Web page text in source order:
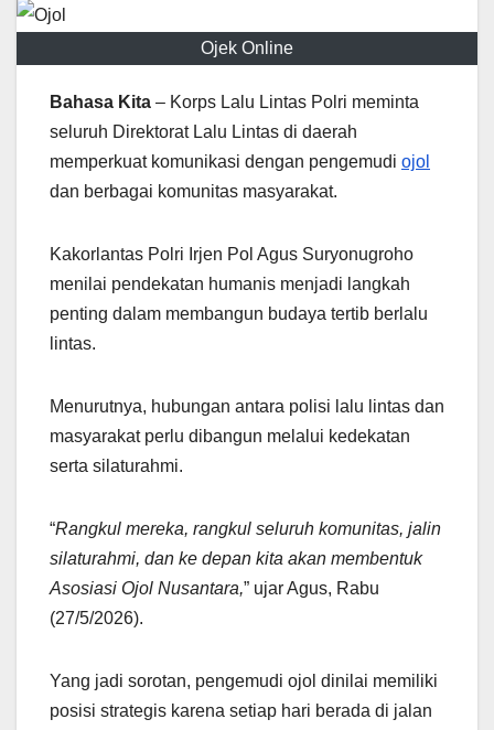
Ojek Online
Bahasa Kita – Korps Lalu Lintas Polri meminta
seluruh Direktorat Lalu Lintas di daerah
memperkuat komunikasi dengan pengemudi ojol
dan berbagai komunitas masyarakat.
Kakorlantas Polri Irjen Pol Agus Suryonugroho
menilai pendekatan humanis menjadi langkah
penting dalam membangun budaya tertib berlalu
lintas.
Menurutnya, hubungan antara polisi lalu lintas dan
masyarakat perlu dibangun melalui kedekatan
serta silaturahmi.
“Rangkul mereka, rangkul seluruh komunitas, jalin
silaturahmi, dan ke depan kita akan membentuk
Asosiasi Ojol Nusantara,” ujar Agus, Rabu
(27/5/2026).
Yang jadi sorotan, pengemudi ojol dinilai memiliki
posisi strategis karena setiap hari berada di jalan